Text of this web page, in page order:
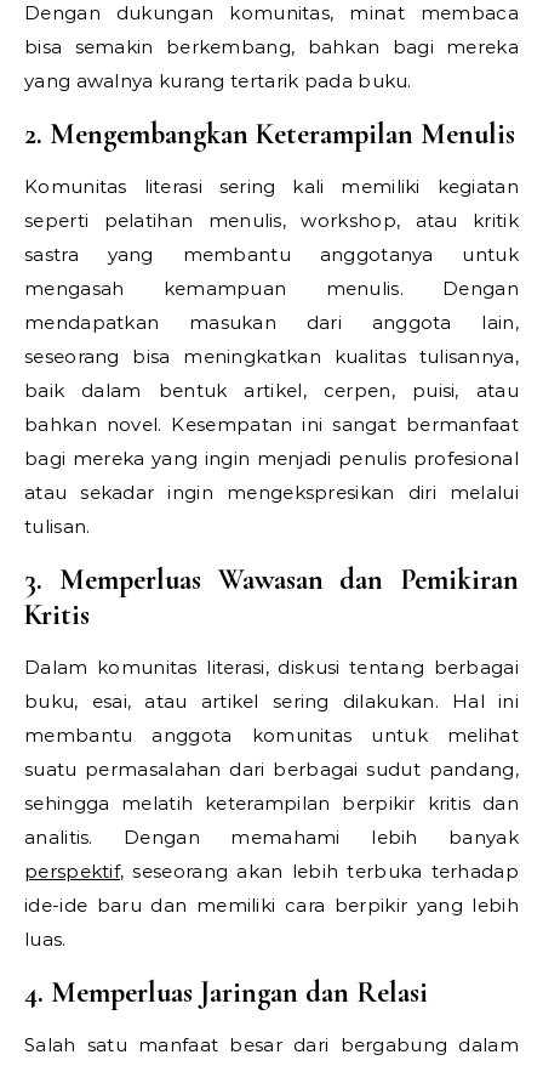
Dengan dukungan komunitas, minat membaca
bisa semakin berkembang, bahkan bagi mereka
yang awalnya kurang tertarik pada buku.
2. Mengembangkan Keterampilan Menulis
Komunitas literasi sering kali memiliki kegiatan
seperti pelatihan menulis, workshop, atau kritik
sastra yang membantu anggotanya untuk
mengasah kemampuan menulis. Dengan
mendapatkan masukan dari anggota lain,
seseorang bisa meningkatkan kualitas tulisannya,
baik dalam bentuk artikel, cerpen, puisi, atau
bahkan novel. Kesempatan ini sangat bermanfaat
bagi mereka yang ingin menjadi penulis profesional
atau sekadar ingin mengekspresikan diri melalui
tulisan.
3. Memperluas Wawasan dan Pemikiran
Kritis
Dalam komunitas literasi, diskusi tentang berbagai
buku, esai, atau artikel sering dilakukan. Hal ini
membantu anggota komunitas untuk melihat
suatu permasalahan dari berbagai sudut pandang,
sehingga melatih keterampilan berpikir kritis dan
analitis. Dengan memahami lebih banyak
perspektif, seseorang akan lebih terbuka terhadap
ide-ide baru dan memiliki cara berpikir yang lebih
luas.
4. Memperluas Jaringan dan Relasi
Salah satu manfaat besar dari bergabung dalam